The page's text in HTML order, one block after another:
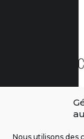
Nous utilisons des